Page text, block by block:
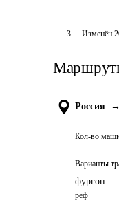
3 Изменён
Россия →
Кол-во
Варианты
фургон
реф